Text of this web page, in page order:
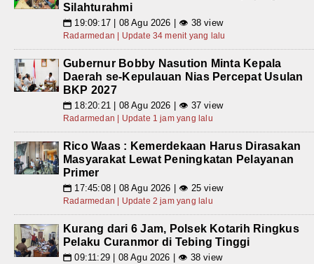
Silahturahmi
📅 19:09:17 | 08 Agu 2026 | 👁 38 view
Radarmedan | Update 34 menit yang lalu
Gubernur Bobby Nasution Minta Kepala
Daerah se-Kepulauan Nias Percepat Usulan
BKP 2027
📅 18:20:21 | 08 Agu 2026 | 👁 37 view
Radarmedan | Update 1 jam yang lalu
Rico Waas : Kemerdekaan Harus Dirasakan
Masyarakat Lewat Peningkatan Pelayanan
Primer
📅 17:45:08 | 08 Agu 2026 | 👁 25 view
Radarmedan | Update 2 jam yang lalu
Kurang dari 6 Jam, Polsek Kotarih Ringkus
Pelaku Curanmor di Tebing Tinggi
📅 09:11:29 | 08 Agu 2026 | 👁 38 view